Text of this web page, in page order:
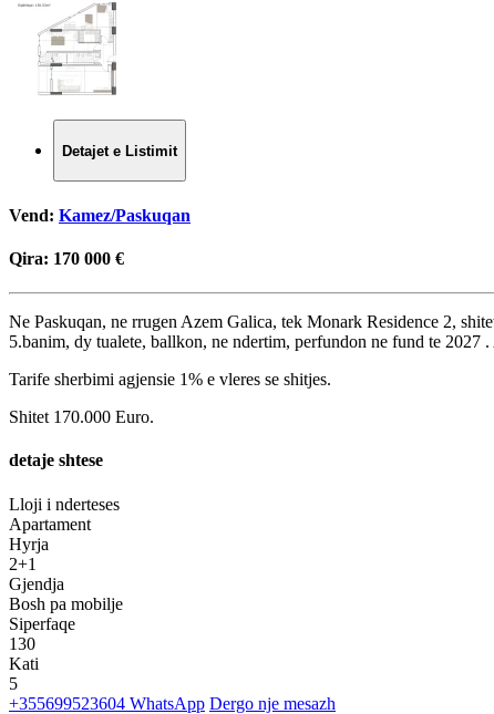
Detajet e Listimit
Vend: Kamez/Paskuqan
Qira: 170 000 €
Ne Paskuqan, ne rrugen Azem Galica, tek Monark Residence 2,
5.banim, dy tualete, ballkon, ne ndertim, perfundon ne fund te 2027 .
Tarife sherbimi agjensie 1% e vleres se shitjes.
Shitet 170.000 Euro.
detaje shtese
Lloji i nderteses
Apartament
Hyrja
2+1
Gjendja
Bosh pa mobilje
Siperfaqe
130
Kati
5
+355699523604 WhatsApp Dergo nje mesazh